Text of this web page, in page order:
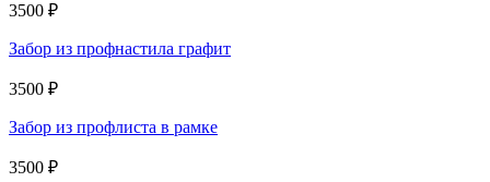
3500 ₽
Забор из профнастила графит
3500 ₽
Забор из профлиста в рамке
3500 ₽